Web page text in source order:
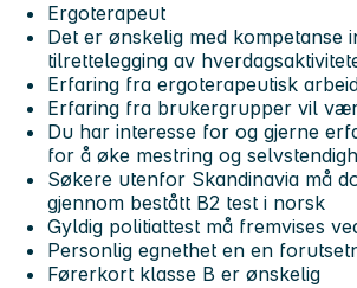
Ergoterapeut
Det er ønskelig med kompetanse
tilrettelegging av
Erfaring fra ergoterapeutisk
Erfaring fra brukergrupper vil
Du har interesse for og gjerne
for å øke mestring og
Søkere utenfor Skandinavia må
gjennom bestått B2 test i norsk
Gyldig politiattest må fremvises
Personlig egnethet en en
Førerkort klasse B er ønskelig